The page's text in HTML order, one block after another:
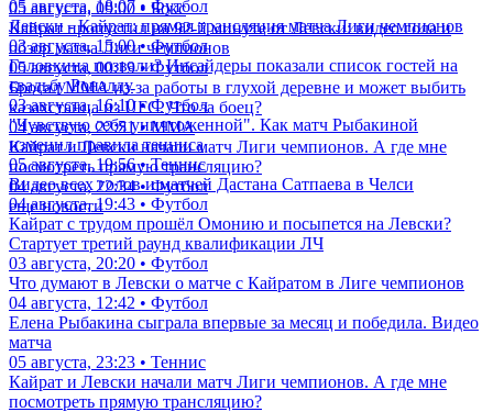
05 августа, 09:00 • Бокс
Кайрат пропустил на 92-й минуте от Левски: видео гола и
обзор матча Лиги чемпионов
05 августа, 00:19 • Футбол
Бросал ММА из-за работы в глухой деревне и может выбить
казахстанца из UFC. Что за боец?
04 августа, 22:51 • ММА
Кайрат и Левски начали матч Лиги чемпионов. А где мне
посмотреть прямую трансляцию?
04 августа, 22:34 • Футбол
еще новости
05 августа, 18:07 • Футбол
Левски - Кайрат: прямая трансляция матча Лиги чемпионов
03 августа, 15:00 • Футбол
Головкина позвали? Инсайдеры показали список гостей на
свадьбу Роналду
03 августа, 16:10 • Футбол
"Чувствую себя уничтоженной". Как матч Рыбакиной
изменил правила тенниса
05 августа, 19:56 • Теннис
Видео всех голов и матчей Дастана Сатпаева в Челси
04 августа, 19:43 • Футбол
Кайрат с трудом прошёл Омонию и посыпется на Левски?
Стартует третий раунд квалификации ЛЧ
03 августа, 20:20 • Футбол
Что думают в Левски о матче с Кайратом в Лиге чемпионов
04 августа, 12:42 • Футбол
Елена Рыбакина сыграла впервые за месяц и победила. Видео
матча
05 августа, 23:23 • Теннис
Кайрат и Левски начали матч Лиги чемпионов. А где мне
посмотреть прямую трансляцию?